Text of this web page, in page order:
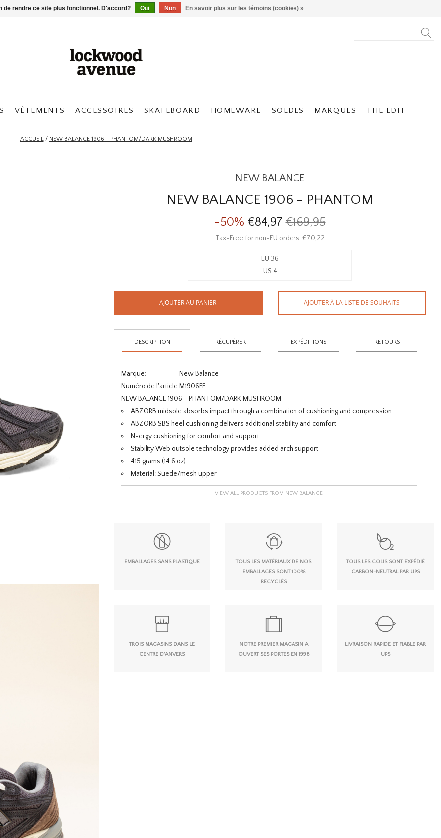
VÊTEMENTS ACCESSOIRES SKATEBOARD HOMEWARE SOLDES MARQUES THE EDIT
ACCUEIL/ NEW BALANCE 1906 - PHANTOM/DARK MUSHROOM
NEW BALANCE
NEW BALANCE 1906 - PHANTOM
-50% €84,97€169,95
Tax-Free for non-EU orders: €70,22
EU 36
US 4
AJOUTER AU PANIER AJOUTER À LA LISTE DE SOUHAITS
DESCRIPTION RÉCUPÉRER EXPÉDITIONS RETOURS
Marque:
New Balance
Numéro de l'article:M1906FE
NEW BALANCE 1906 - PHANTOM/DARK MUSHROOM
ABZORB midsole absorbs impact through a combination of cushioning and compression
ABZORB SBS heel cushioning delivers additional stability and comfort
N-ergy cushioning for comfort and support
Stability Web outsole technology provides added arch support
415 grams (14.6 oz)
Material: Suede/mesh upper
VIEW ALL PRODUCTS FROM NEW BALANCE
EMBALLAGES SANS PLASTIQUE
TOUS LES MATÉRIAUX DE NOS
EMBALLAGES SONT 100%
RECYCLÉS
TOUS LES COLIS SONT EXPÉDIÉ
CARBON-NEUTRAL PAR UPS
TROIS MAGASINS DANS LE
CENTRE D'ANVERS
NOTRE PREMIER MAGASIN A
OUVERT SES PORTES EN 1996
LIVRAISON RAPIDE ET FIABLE PAR
UPS
de rendre ce site plus fonctionnel. D'accord? Oui Non En savoir plus sur les témoins (cookies) »